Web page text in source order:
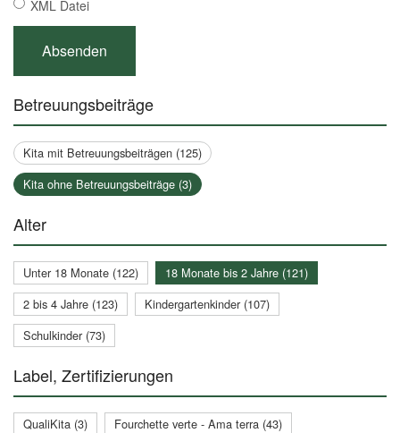
XML Datei
Betreuungsbeiträge
Kita mit Betreuungsbeiträgen (125)
Kita ohne Betreuungsbeiträge (3)
Alter
Unter 18 Monate (122)
18 Monate bis 2 Jahre (121)
2 bis 4 Jahre (123)
Kindergartenkinder (107)
Schulkinder (73)
Label, Zertifizierungen
QualiKita (3)
Fourchette verte - Ama terra (43)